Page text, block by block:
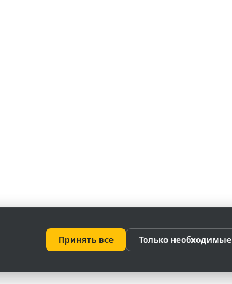
Принять все Только необходимые